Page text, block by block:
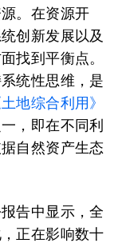
。在资源开
创新发展以及
找到平衡点。
统性思维，是
地综合利用》
，即在不同利
自然资产生态
告中显示，全
正在影响数十